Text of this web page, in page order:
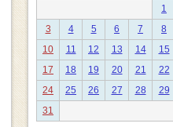
1
3
4 5 6 7 8
10
11 12 13 14 15
17
18 19 20 21 22
24
25 26 27 28 29
31